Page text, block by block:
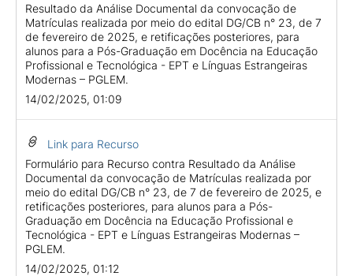
Resultado da Análise Documental da convocação de
Matrículas realizada por meio do edital DG/CB n° 23, de 7
de fevereiro de 2025, e retificações posteriores, para
alunos para a Pós-Graduação em Docência na Educação
Profissional e Tecnológica - EPT e Línguas Estrangeiras
Modernas – PGLEM.
14/02/2025, 01:09
Link para Recurso
Formulário para Recurso contra Resultado da Análise
Documental da convocação de Matrículas realizada por
meio do edital DG/CB n° 23, de 7 de fevereiro de 2025, e
retificações posteriores, para alunos para a Pós-
Graduação em Docência na Educação Profissional e
Tecnológica - EPT e Línguas Estrangeiras Modernas –
PGLEM.
14/02/2025, 01:12